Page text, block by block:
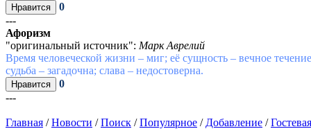
0
---
Афоризм
"оригинальный источник": Марк Аврелий
Время человеческой жизни – миг; её сущность – вечное
судьба – загадочна; слава – недостоверна.
0
---
Главная /Новости /Поиск /Популярное / Добавление /Гостевая